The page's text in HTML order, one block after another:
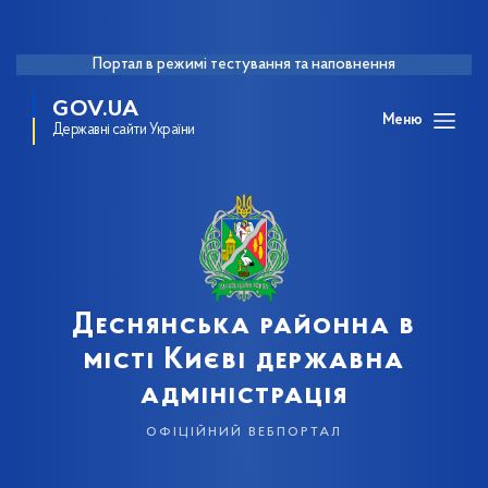
Портал в режимі тестування та наповнення
GOV.UA
Державні сайти України
Меню
Деснянська районна в
місті Києві державна
адміністрація
офіційний вебпортал